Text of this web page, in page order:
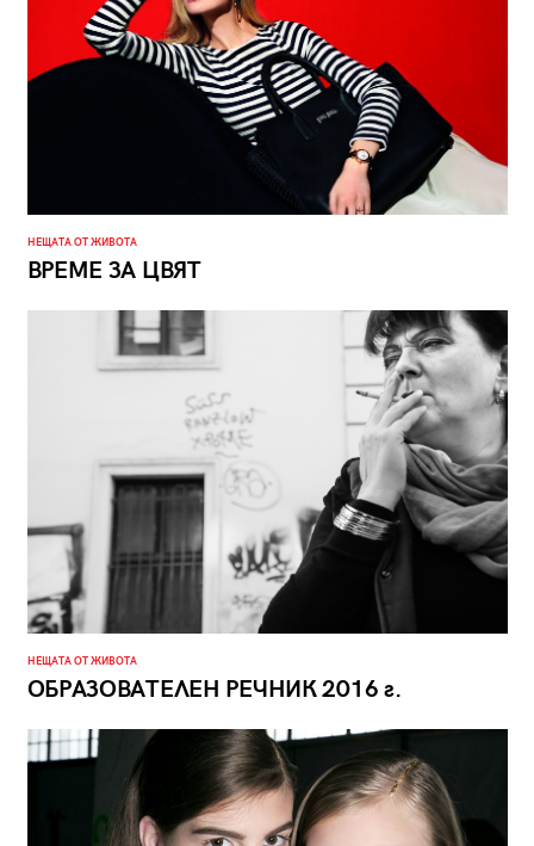
НЕЩАТА ОТ ЖИВОТА
ВРЕМЕ ЗА ЦВЯТ
НЕЩАТА ОТ ЖИВОТА
ОБРАЗОВАТЕЛЕН РЕЧНИК 2016 г.